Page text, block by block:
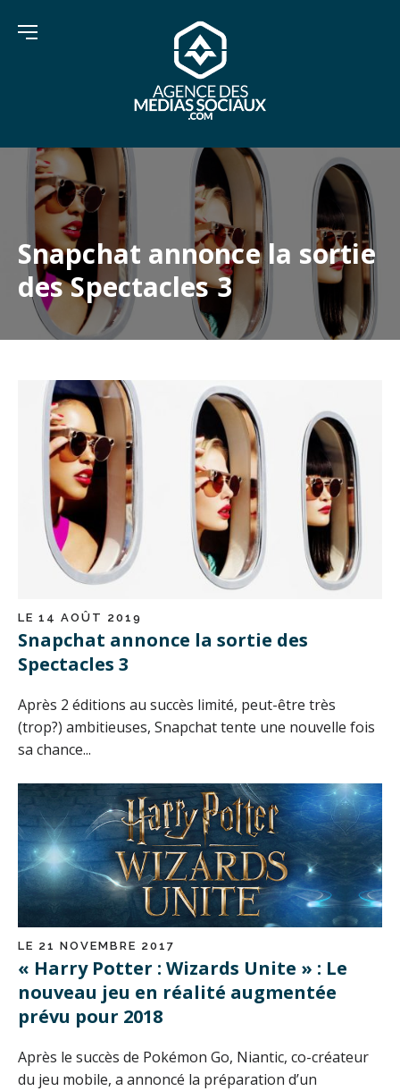
Snapchat annonce la sortie
des Spectacles 3
LE 14 AOÛT 2019
Snapchat annonce la sortie des
Spectacles 3
Après 2 éditions au succès limité, peut-être très
(trop?) ambitieuses, Snapchat tente une nouvelle fois
sa chance...
LE 21 NOVEMBRE 2017
« Harry Potter : Wizards Unite » : Le
nouveau jeu en réalité augmentée
prévu pour 2018
Après le succès de Pokémon Go, Niantic, co-créateur
du jeu mobile, a annoncé la préparation d’un